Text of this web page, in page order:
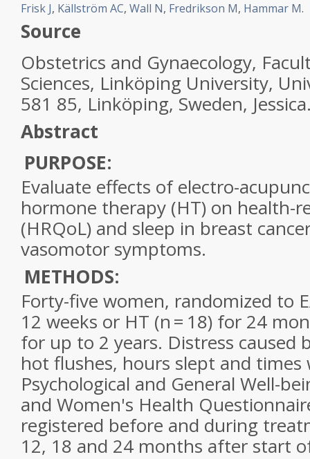
Frisk J, Källström AC, Wall N, Fredrikson M, Hammar M.
Source
Obstetrics and Gynaecology,
Sciences, Linköping University,
581 85, Linköping, Sweden,
Abstract
PURPOSE:
Evaluate effects of electro-
hormone therapy (HT) on health-
(HRQoL) and sleep in breast
vasomotor symptoms.
METHODS:
Forty-five women, randomized to
12 weeks or HT (n = 18) for 24
for up to 2 years. Distress caused
hot flushes, hours slept and
Psychological and General Well-
and Women's Health
registered before and during
12, 18 and 24 months after start